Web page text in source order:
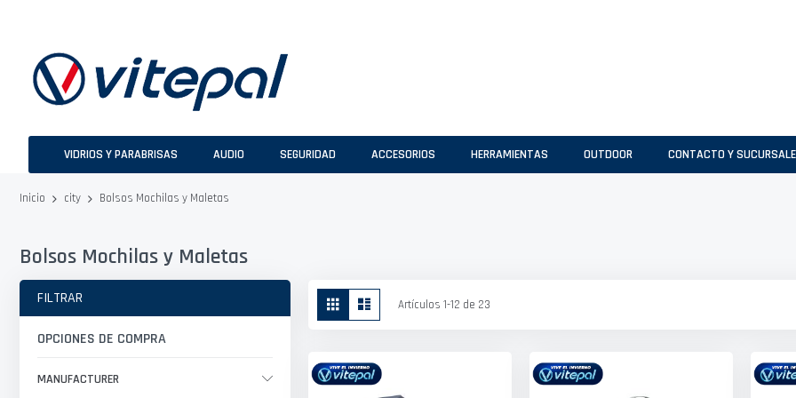
VIDRIOS Y PARABRISAS AUDIO SEGURIDAD ACCESORIOS HERRAMIENTAS OUTDOOR CONTACTO Y
Inicio city Bolsos Mochilas y Maletas
Bolsos Mochilas y Maletas
Ver
como
Parrilla Artículos 1-12 de 23
FILTRAR
OPCIONES DE COMPRA
MANUFACTURER